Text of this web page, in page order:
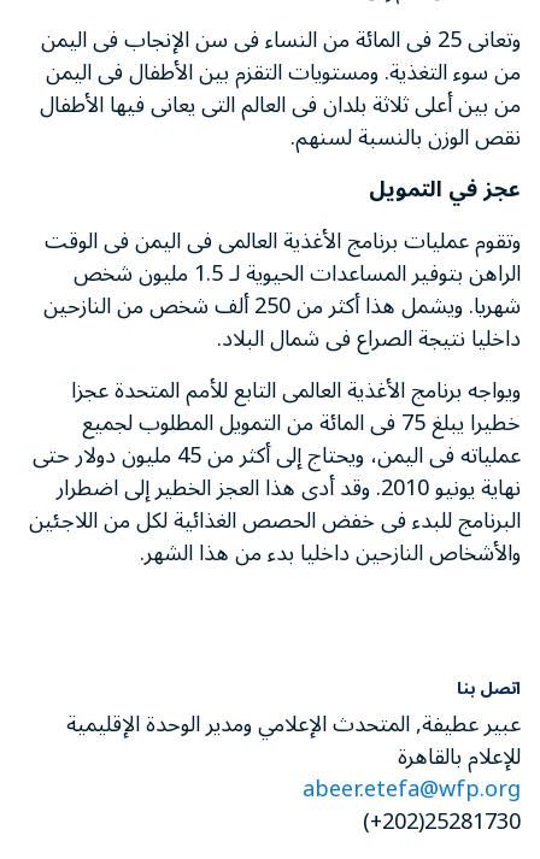
وتعانى 25 فى المائة من النساء فى سن الإنجاب فى اليمن
من سوء التغذية. ومستويات التقزم بين الأطفال فى اليمن
من بين أعلى ثلاثة بلدان فى العالم التى يعانى فيها الأطفال
نقص الوزن بالنسبة لسنهم.
عجز في التمويل
وتقوم عمليات برنامج الأغذية العالمى فى اليمن فى الوقت
الراهن بتوفير المساعدات الحيوية لـ 1.5 مليون شخص
شهريا. ويشمل هذا أكثر من 250 ألف شخص من النازحين
داخليا نتيجة الصراع فى شمال البلاد.
ويواجه برنامج الأغذية العالمى التابع للأمم المتحدة عجزا
خطيرا يبلغ 75 فى المائة من التمويل المطلوب لجميع
عملياته فى اليمن، ويحتاج إلى أكثر من 45 مليون دولار حتى
نهاية يونيو 2010. وقد أدى هذا العجز الخطير إلى اضطرار
البرنامج للبدء فى خفض الحصص الغذائية لكل من اللاجئين
والأشخاص النازحين داخليا بدء من هذا الشهر.
اتصل بنا
عبير عطيفة, المتحدث الإعلامي ومدير الوحدة الإقليمية
للإعلام بالقاهرة
abeer.etefa@wfp.org
25281730(202+)